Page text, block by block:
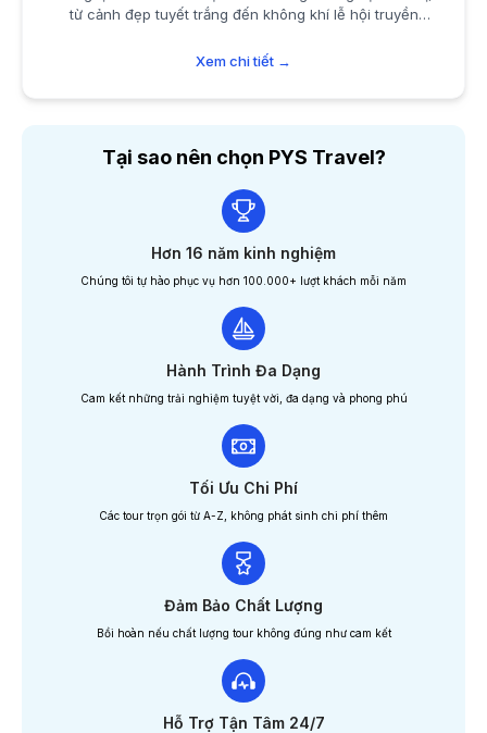
từ cảnh đẹp tuyết trắng đến không khí lễ hội truyền
Xem chi tiết →
Tại sao nên chọn PYS Travel?
Hơn 16 năm kinh nghiệm
Chúng tôi tự hào phục vụ hơn 100.000+ lượt khách mỗi năm
Hành Trình Đa Dạng
Cam kết những trải nghiệm tuyệt vời, đa dạng và phong phú
Tối Ưu Chi Phí
Các tour trọn gói từ A-Z, không phát sinh chi phí thêm
Đảm Bảo Chất Lượng
Bồi hoàn nếu chất lượng tour không đúng như cam kết
Hỗ Trợ Tận Tâm 24/7